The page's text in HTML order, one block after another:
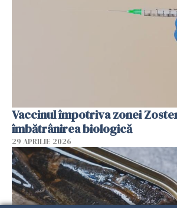
Vaccinul împotriva zonei
îmbătrânirea biologică
29 APRILIE 2026